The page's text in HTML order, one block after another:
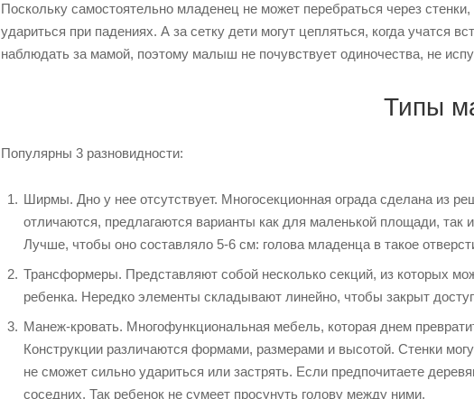
Поскольку самостоятельно младенец не может перебраться через
удариться при падениях. А за сетку дети могут цепляться, когда учатся
наблюдать за мамой, поэтому малыш не почувствует одиночества, не
Типы
Популярны 3 разновидности:
Ширмы. Дно у нее отсутствует. Многосекционная ограда сделана из
отличаются, предлагаются варианты как для маленькой площади,
Лучше, чтобы оно составляло 5-6 см: голова младенца в такое
Трансформеры. Представляют собой несколько секций, из которых
ребенка. Нередко элементы складывают линейно, чтобы закрыт
Манеж-кровать. Многофункциональная мебель, которая днем
Конструкции различаются формами, размерами и высотой. Стенки
не сможет сильно удариться или застрять. Если предпочитаете
соседних. Так ребенок не сумеет просунуть голову между ними.